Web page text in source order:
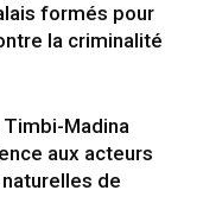
formés pour
la criminalité
Madina
aux acteurs
de